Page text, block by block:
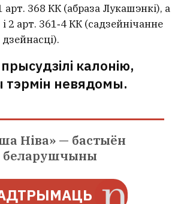
арт. 368 КК (абраза Лукашэнкі), а
2 арт. 361‑4 КК (садзейнічанне
калонію,
невядомы.
Нiва» — бастыён
беларушчыны
дачка маладзечанскай
Алесі Садоўскай